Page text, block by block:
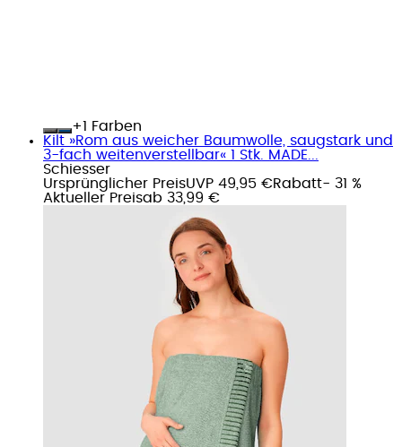
+
Farben
Kilt »Rom aus weicher Baumwolle, saugstark und
3-fach weitenverstellbar« 1 Stk. MADE...
Schiesser
Ursprünglicher PreisUVP 49,95 €Rabatt- 31 %
Aktueller Preisab 33,99 €